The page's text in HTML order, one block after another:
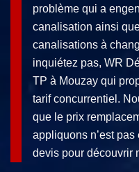
problème qui a
canalisation ainsi
canalisations à
inquiétez pas, WR
TP à Mouzay qui
tarif concurrentiel.
que le prix
appliquons n’est
devis pour découvrir